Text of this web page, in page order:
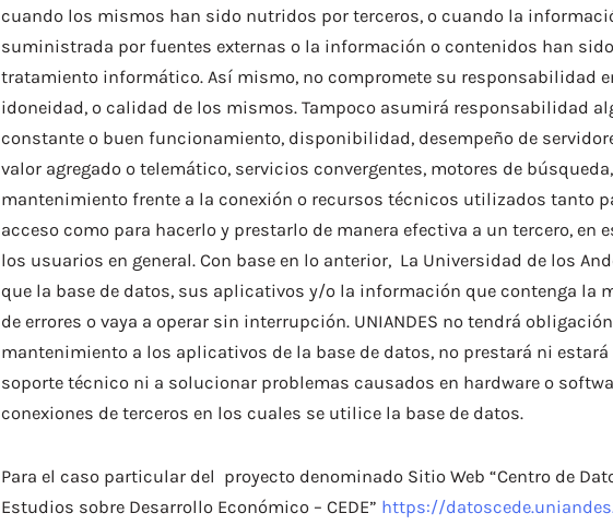
cuando los mismos han sido nutridos por terceros, o cuando la
suministrada por fuentes externas o la información o contenidos han
tratamiento informático. Así mismo, no compromete su responsabilidad
idoneidad, o calidad de los mismos. Tampoco asumirá responsabilidad
constante o buen funcionamiento, disponibilidad, desempeño de
valor agregado o telemático, servicios convergentes, motores de
mantenimiento frente a la conexión o recursos técnicos utilizados tanto
acceso como para hacerlo y prestarlo de manera efectiva a un tercero, en
los usuarios en general. Con base en lo anterior, La Universidad de los
que la base de datos, sus aplicativos y/o la información que contenga la
de errores o vaya a operar sin interrupción. UNIANDES no tendrá
mantenimiento a los aplicativos de la base de datos, no prestará ni
soporte técnico ni a solucionar problemas causados en hardware o
conexiones de terceros en los cuales se utilice la base de datos.
Para el caso particular del proyecto denominado Sitio Web “Centro de
Estudios sobre Desarrollo Económico – CEDE” https://